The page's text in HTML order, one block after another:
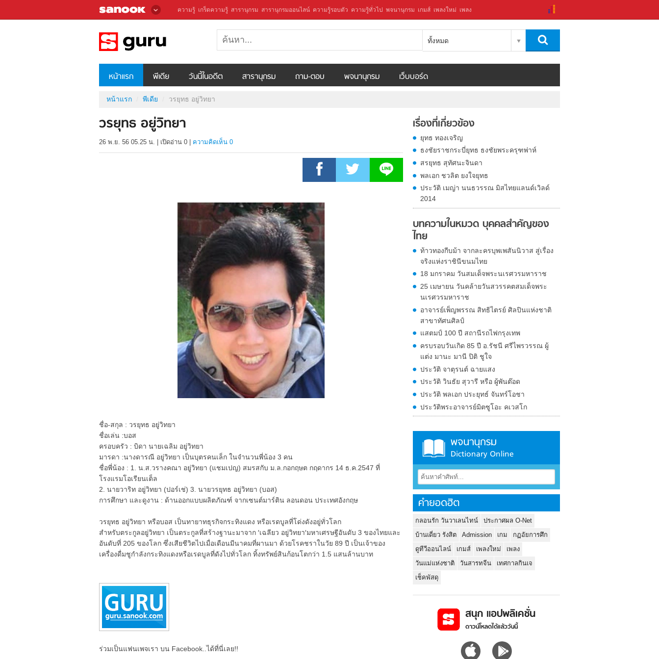
ความรู้ เกร็ดความรู้ สารานุกรม สารานุกรมออนไลน์ ความรู้รอบตัว ความรู้ทั่วไป พจนานุกรม เกมส์ เพลงใหม่ เพลง
ทั้งหมด
หน้าแรก พีเดีย วันนี้ในอดีต สารานุกรม ถาม-ตอบ พจนานุกรม เว็บบอร์ด
หน้าแรก พีเดีย วรยุทธ อยู่วิทยา
วรยุทธ อยู่วิทยา
26 พ.ย. 56 05.25 น. เปิดอ่าน 0 ความคิดเห็น 0
ชื่อ-สกุล : วรยุทธ อยู่วิทยา
ชื่อเล่น :บอส
ครอบครัว : บิดา นายเฉลิม อยู่วิทยา
มารดา :นางดารณี อยู่วิทยา เป็นบุตรคนเล็ก ในจำนวนพี่น้อง 3 คน
ชื่อพี่น้อง : 1. น.ส.วรางคณา อยู่วิทยา (แชมเปญ) สมรสกับ ม.ล.กอกฤษต กฤดากร 14 ธ.ค.2547 ที่
โรงแรมโอเรียนเต็ล
2. นายวาริท อยู่วิทยา (ปอร์เช่) 3. นายวรยุทธ อยู่วิทยา (บอส)
การศึกษา และดูงาน : ด้านออกแบบผลิตภัณฑ์ จากเซนต์มาร์ติน ลอนดอน ประเทศอังกฤษ
วรยุทธ อยู่วิทยา หรือบอส เป็นทายาทธุรกิจกระทิงแดง หรือเรดบูลที่โด่งดังอยู่ทั่วโลก
สำหรับตระกูลอยู่วิทยา เป็นตระกูลที่สร้างฐานะมาจาก ′เฉลียว อยู่วิทยา′มหาเศรษฐีอันดับ 3 ของไทยและ
อันดับที่ 205 ของโลก ซึ่งเสียชีวิตไปเมื่อเดือนมีนาคมที่ผานมา ด้วยโรคชราในวัย 89 ปี เป็นเจ้าของ
เครื่องดื่มชูกำลังกระทิงแดงหรือเรดบูลที่ดังไปทั่วโลก ทิ้งทรัพย์สินก้อนโตกว่า 1.5 แสนล้านบาท
ร่วมเป็นแฟนเพจเรา บน Facebook..ได้ที่นี่เลย!!
เรื่องที่เกี่ยวข้อง
ยุทธ ทองเจริญ
ธงชัยราชกระบี่ยุทธ ธงชัยพระครุฑพ่าห์
สรยุทธ สุทัศนะจินดา
พลเอก ชวลิต ยงใจยุทธ
ประวัติ เมญ่า นนธวรรณ มิสไทยแลนด์เวิลด์
2014
บทความในหมวด บุคคลสำคัญของ
ไทย
ท้าวทองกีบม้า จากละครบุพเพสันนิวาส สู่เรื่อง
จริงแห่งราชินีขนมไทย
18 มกราคม วันสมเด็จพระนเรศวรมหาราช
25 เมษายน วันคล้ายวันสวรรคตสมเด็จพระ
นเรศวรมหาราช
อาจารย์เพ็ญพรรณ สิทธิไตรย์ ศิลปินแห่งชาติ
สาขาทัศนศิลป์
แสตมป์ 100 ปี สถานีรถไฟกรุงเทพ
ครบรอบวันเกิด 85 ปี อ.รัชนี ศรีไพรวรรณ ผู้
แต่ง มานะ มานี ปิติ ชูใจ
ประวัติ จาตุรนต์ ฉายแสง
ประวัติ วินธัย สุวารี หรือ ผู้พันต๊อด
ประวัติ พลเอก ประยุทธ์ จันทร์โอชา
ประวัติพระอาจารย์มิตซูโอะ คเวสโก
พจนานุกรม
Dictionary Online
คำยอดฮิต
กลอนรัก วันวาเลนไทน์
ประกาศผล O-Net
บ้านเดี่ยว รังสิต
Admission เกม
กฏอัยการศึก
ดูทีวีออนไลน์
เกมส์ เพลงใหม่
เพลง
วันแม่แห่งชาติ
วันสารทจีน
เทศกาลกินเจ
เช็คพัสดุ
สนุก แอปพลิเคชั่น
ดาวน์โหลดได้แล้ววันนี้